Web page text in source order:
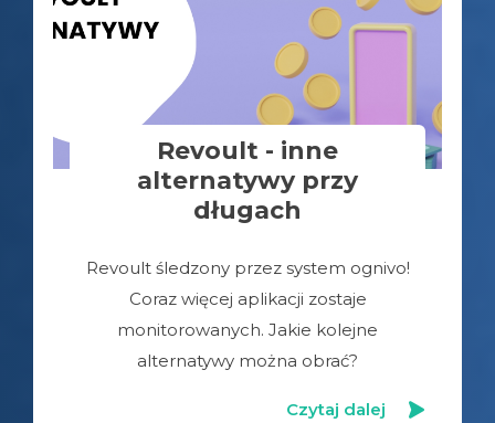
Revoult - inne
alternatywy przy
długach
Revoult śledzony przez system ognivo!
Coraz więcej aplikacji zostaje
monitorowanych. Jakie kolejne
alternatywy można obrać?
Czytaj dalej